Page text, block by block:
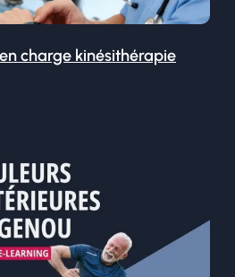
charge kinésithérapie